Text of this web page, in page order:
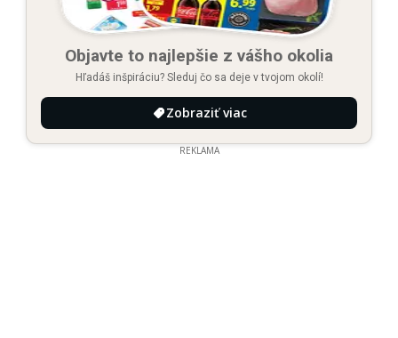
Objavte to najlepšie z vášho okolia
Hľadáš inšpiráciu? Sleduj čo sa deje v tvojom okolí!
Zobraziť viac
REKLAMA